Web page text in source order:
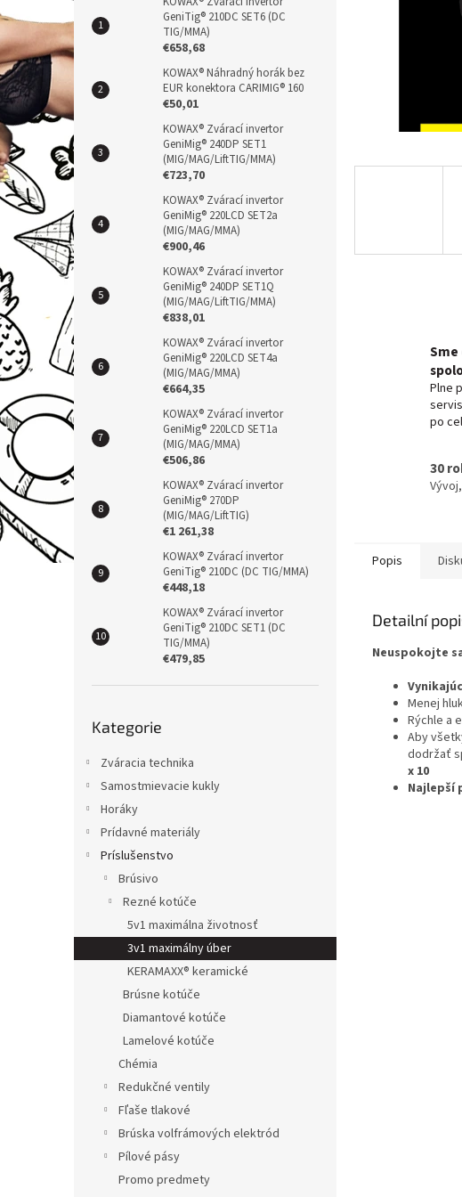
n
e
l
GeniTig® 210DC SET6 (DC
TIG/MMA)
€658,68
KOWAX® Náhradný horák bez
EUR konektora CARIMIG® 160
€50,01
KOWAX® Zvárací invertor
GeniMig® 240DP SET1
(MIG/MAG/LiftTIG/MMA)
€723,70
KOWAX® Zvárací invertor
GeniMig® 220LCD SET2a
(MIG/MAG/MMA)
€900,46
KOWAX® Zvárací invertor
GeniMig® 240DP SET1Q
(MIG/MAG/LiftTIG/MMA)
€838,01
KOWAX® Zvárací invertor
GeniMig® 220LCD SET4a
(MIG/MAG/MMA)
€664,35
KOWAX® Zvárací invertor
GeniMig® 220LCD SET1a
(MIG/MAG/MMA)
€506,86
KOWAX® Zvárací invertor
GeniMig® 270DP
(MIG/MAG/LiftTIG)
€1 261,38
KOWAX® Zvárací invertor
GeniTig® 210DC (DC TIG/MMA)
€448,18
KOWAX® Zvárací invertor
GeniTig® 210DC SET1 (DC
TIG/MMA)
€479,85
kategorie
Kategorie
Zváracia technika
Samostmievacie kukly
Horáky
Prídavné materiály
Príslušenstvo
Brúsivo
Rezné kotúče
5v1 maximálna životnosť
3v1 maximálny úber
KERAMAXX® keramické
Brúsne kotúče
Diamantové kotúče
Lamelové kotúče
Chémia
Redukčné ventily
Fľaše tlakové
Brúska volfrámových elektród
Pílové pásy
Promo predmety
Plne
po
30
Popis
Detailní
Neuspokojte
Menej
Rýchle a
Aby
dodržať
x 10
Najlepší